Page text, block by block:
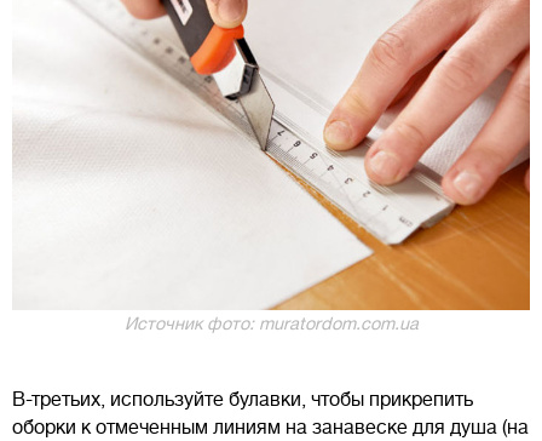
Источник фото: muratordom.com.ua
В-третьих, используйте булавки, чтобы прикрепить
оборки к отмеченным линиям на занавеске для душа (на